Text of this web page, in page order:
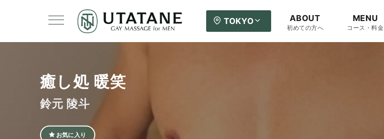
TOKYO ABOUT
初めての方へ
MENU
コース・料金
癒し処 暖笑
鈴元 陵斗
お気に入り